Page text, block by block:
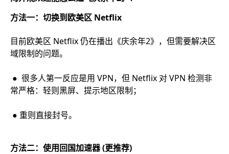
方法一：切换到欧美区 Netflix
目前欧美区 Netflix 仍在播出《庆余年2》，但需要解决区
域限制的问题。
● 很多人第一反应是用 VPN，但 Netflix 对 VPN 检测非
常严格：轻则黑屏、提示地区限制；
● 重则直接封号。
方法二：使用回国加速器 (更推荐)